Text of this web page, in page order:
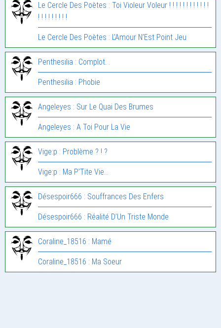
Le Cercle Des Poètes : Toi Violeur Voleur ! ! ! ! ! ! ! ! ! ! ! !
! ! ! ! ! ! ! ! !
Le Cercle Des Poètes : L’Amour N’Est Point Jeu
Penthesilia : Complot. .
Penthesilia : Phobie
Angeleyes : Sur Le Quai Des Brumes
Angeleyes : A Toi Pour La Vie
Vige:p : Problème ? ! ?
Vige:p : Ma P’Tite Vie…
Désespoir666 : Souffrances Des Enfers
Désespoir666 : Réalité D’Un Triste Monde
Coraline_18516 : Mamé
Coraline_18516 : Ma Soeur